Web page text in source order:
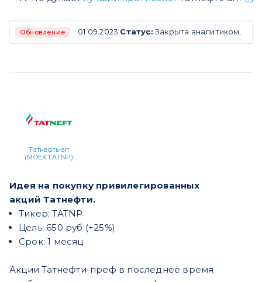
Обновление 01.09.2023 Статус: Закрыта аналитиком.
Татнефть-ап
(MOEX:TATNP)
Идея на покупку привилегированных
акций Татнефти.
Тикер: TATNP
Цель: 650 руб (+25%)
Срок: 1 месяц
Акции Татнефти-преф в последнее время